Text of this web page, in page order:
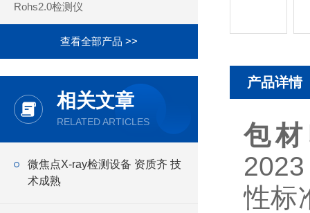
Rohs2.0检测仪
查看全部产品 >>
相关文章
RELATED ARTICLES
微焦点X-ray检测设备 资质齐 技
术成熟
产品详情
包
性标